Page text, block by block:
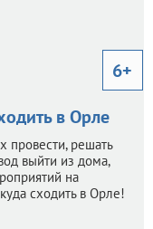
6+
в Орле
провести, решать
выйти из дома,
на
сходить в Орле!